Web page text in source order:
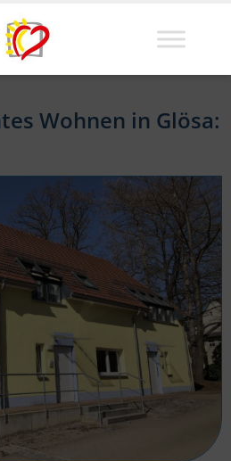
Wohnen in Glösa: